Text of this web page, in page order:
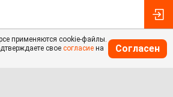
применяются cookie-файлы.
свое согласие на
Согласен